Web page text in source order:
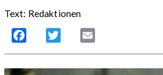
Text: Redaktionen
Facebook Twitter